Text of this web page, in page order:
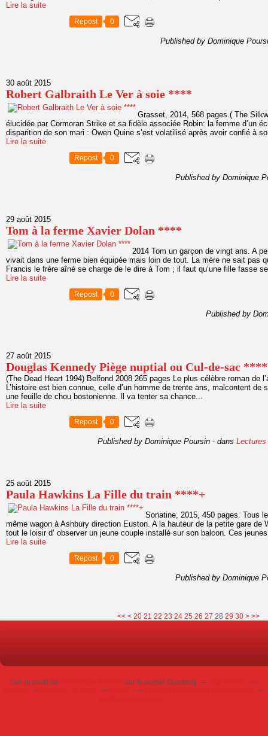
Lire la suite
Repost 0
Published by Dominique
30 août 2015
Robert Galbraith Le Ver à soie ****
Grasset, 2014, 568 pages.( The
élucidée par Cormoran Strike et sa fidèle associée Robin: la femme d’un
disparition de son mari : Owen Quine s’est volatilisé après avoir confié à
Lire la suite
Repost 0
Published by Dominique
29 août 2015
Tom à la ferme Xavier Dolan ****
2014 Tom un garçon de vingt ans. A
vivait dans une ferme bien équipée mais loin de tout. La mère ne sait pas
Francis le frère aîné se charge de le dire à Tom ; il faut qu’une fille fasse
Lire la suite
Repost 0
Published by
27 août 2015
Douglas Kennedy Piège nuptial ou Cul-de-sac
(The Dead Heart 1994) Belfond 2008 265 pages Le plus célèbre roman de
L’histoire est bien connue, celle d’un homme de trente ans, malcontent de
une feuille de chou bostonienne. Il va tenter sa chance...
Lire la suite
Repost 0
Published by Dominique Poursin - dans
25 août 2015
Paula Hawkins La Fille du train ****+
Sonatine, 2015, 450 pages. Tous
même wagon à Ashbury direction Euston. A la hauteur de la petite gare de
tout le loisir d’ observer un jeune couple installé sur son balcon. Ces
Lire la suite
Repost 0
Published by Dominique
<< < 10
20 21 22 23 24 25 26 27 28 29 30 40
50
60
70
80
90
100
> >>
Voir le profil de sur le portail Overblog